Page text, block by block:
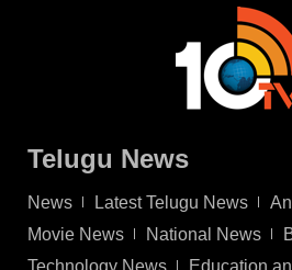
Telugu News
News Latest Telugu News
Movie News
National News
Technology News
Education